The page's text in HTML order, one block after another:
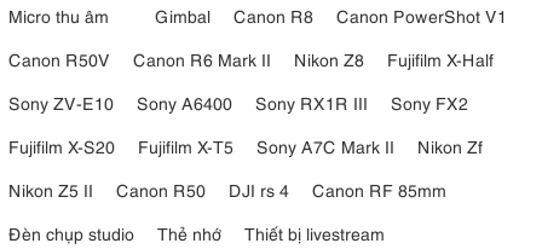
Micro thu âm Gimbal Canon R8
Canon PowerShot V1
Canon R50V
Canon R6 Mark II Nikon Z8
Fujifilm X-Half
Sony ZV-E10
Sony A6400 Sony RX1R III
Sony FX2
Fujifilm X-S20
Fujifilm X-T5 Sony A7C Mark II
Nikon Zf
Nikon Z5 II
Canon R50 DJI rs 4
Canon RF 85mm
Đèn chụp studio
Thẻ nhớ
Thiết bị livestream